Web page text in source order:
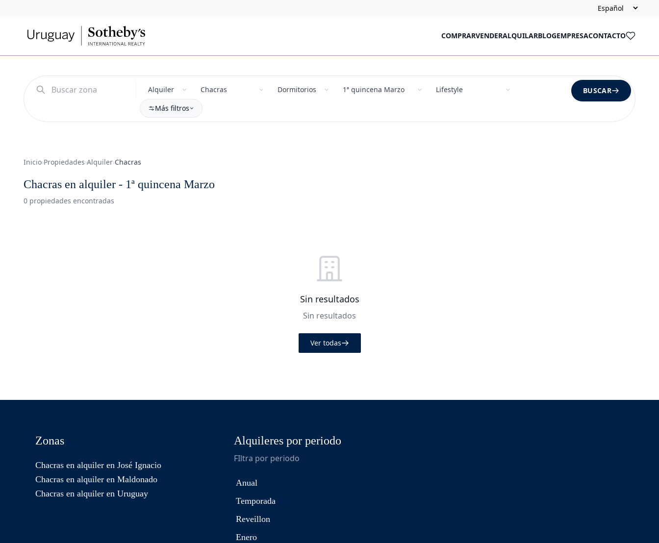
COMPRARVENDERALQUILARBLOGEMPRESACONTACTO
Más filtros
BUSCAR
Inicio›Propiedades›Alquiler›Chacras
Chacras en alquiler - 1ª quincena Marzo
0 propiedades encontradas
Sin resultados
Sin resultados
Ver todas
Zonas
Chacras en alquiler en José Ignacio
Chacras en alquiler en Maldonado
Chacras en alquiler en Uruguay
Alquileres por periodo
FIltra por periodo
Anual
Temporada
Reveillon
Enero